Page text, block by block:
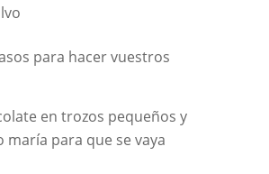
para hacer vuestros
en trozos pequeños y
maría para que se vaya